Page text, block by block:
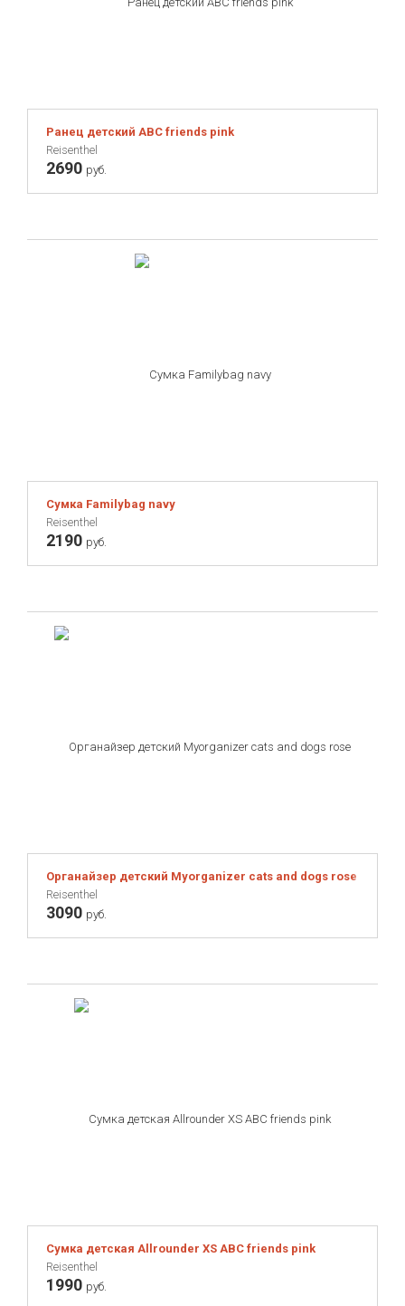
Ранец детский ABC friends pink
Reisenthel
2690 руб.
Сумка Familybag navy
Reisenthel
2190 руб.
Органайзер детcкий Myorganizer cats and dogs rose
Reisenthel
3090 руб.
Сумка детская Allrounder XS ABC friends pink
Reisenthel
1990 руб.